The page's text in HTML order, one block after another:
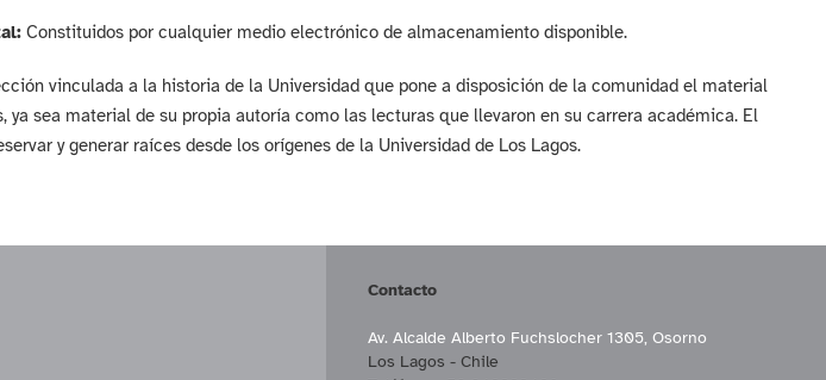
Constituidos por cualquier medio electrónico de almacenamiento disponible.
vinculada a la historia de la Universidad que pone a disposición de la comunidad el material
sea material de su propia autoría como las lecturas que llevaron en su carrera académica. El
y generar raíces desde los orígenes de la Universidad de Los Lagos.
Contacto
Av. Alcalde Alberto Fuchslocher 1305, Osorno
Los Lagos - Chile